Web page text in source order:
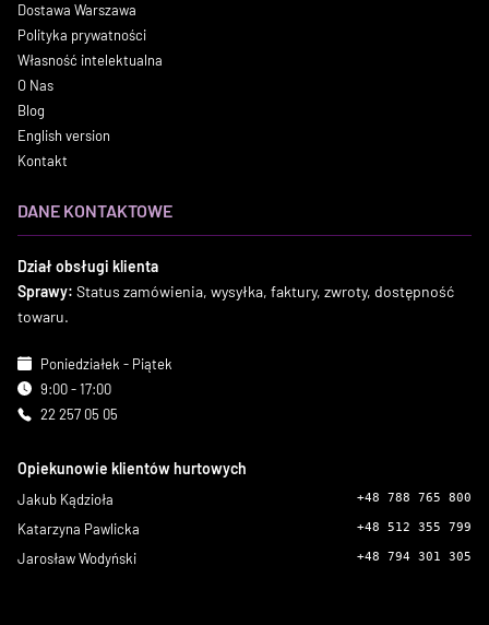
Dostawa Warszawa
Polityka prywatności
Własność intelektualna
O Nas
Blog
English version
Kontakt
DANE KONTAKTOWE
Dział obsługi klienta
Sprawy: Status zamówienia, wysyłka, faktury, zwroty, dostępność
towaru.
Poniedziałek - Piątek
9:00 - 17:00
22 257 05 05
Opiekunowie klientów hurtowych
Jakub Kądzioła +48 788 765 800
Katarzyna Pawlicka +48 512 355 799
Jarosław Wodyński +48 794 301 305